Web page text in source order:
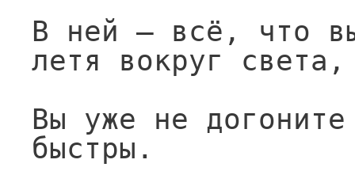
В ней — всё, что
летя вокруг света,
Вы уже не
быстры.